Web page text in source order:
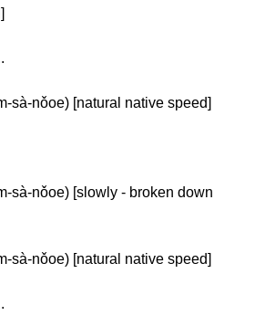
sà-nǒoe) [natural native speed]
sà-nǒoe) [slowly - broken down
sà-nǒoe) [natural native speed]